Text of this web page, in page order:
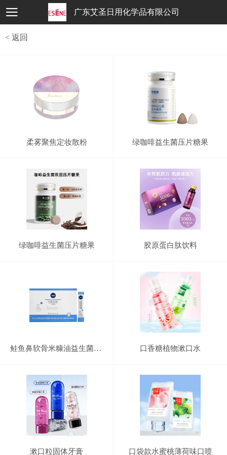
广东艾圣日用化学品有限公司
< 返回
柔雾聚焦定妆散粉 绿咖啡益生菌压片糖果
绿咖啡益生菌压片糖果 胶原蛋白肽饮料
鲑鱼鼻软骨米糠油益生菌固体饮料 口香糖植物漱口水
漱口粒固体牙膏 口袋款水蜜桃薄荷味口喷